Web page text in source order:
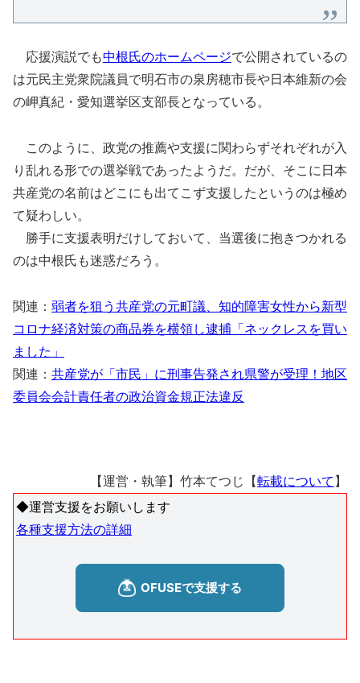
応援演説でも中根氏のホームページで公開されているの
は元民主党衆院議員で明石市の泉房穂市長や日本維新の会
の岬真紀・愛知選挙区支部長となっている。
このように、政党の推薦や支援に関わらずそれぞれが入
り乱れる形での選挙戦であったようだ。だが、そこに日本
共産党の名前はどこにも出てこず支援したというのは極め
て疑わしい。
勝手に支援表明だけしておいて、当選後に抱きつかれる
のは中根氏も迷惑だろう。
関連： 弱者を狙う共産党の元町議、知的障害女性から新型
コロナ経済対策の商品券を横領し逮捕「ネックレスを買い
ました」
関連： 共産党が「市民」に刑事告発され県警が受理！地区
委員会会計責任者の政治資金規正法違反
【運営・執筆】竹本てつじ【転載について 】
◆運営支援をお願いします
各種支援方法の詳細